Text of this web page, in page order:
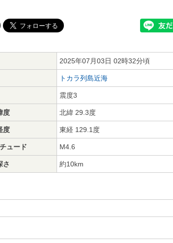
2025年07月03日 02時32分頃
トカラ列島近海
震度3
度 北緯 29.3度
度 東経 129.1度
ュード M4.6
さ 約10km